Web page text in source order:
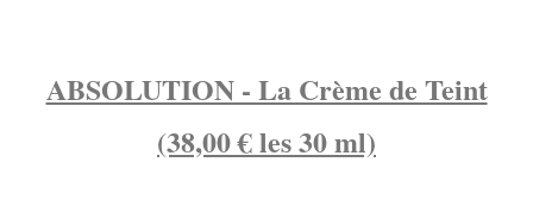
ABSOLUTION - La Crème de Teint
(38,00 € les 30 ml)